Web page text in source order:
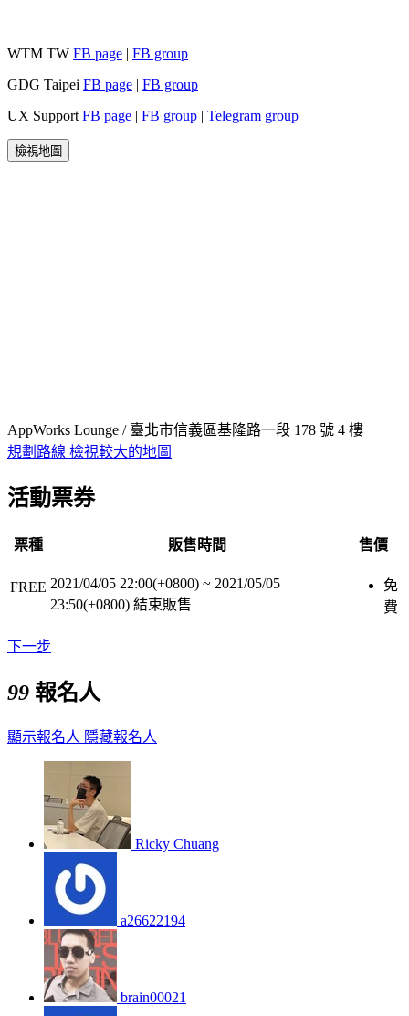
WTM TW FB page | FB group
GDG Taipei FB page | FB group
UX Support FB page | FB group | Telegram group
檢視地圖
AppWorks Lounge / 臺北市信義區基隆路一段 178 號 4 樓
規劃路線 檢視較大的地圖
活動票券
票種 販售時間 售價
FREE 2021/04/05 22:00(+0800) ~ 2021/05/05
23:50(+0800) 結束販售
免
費
下一步
99 報名人
顯示報名人 隱藏報名人
Ricky Chuang
a26622194
brain00021